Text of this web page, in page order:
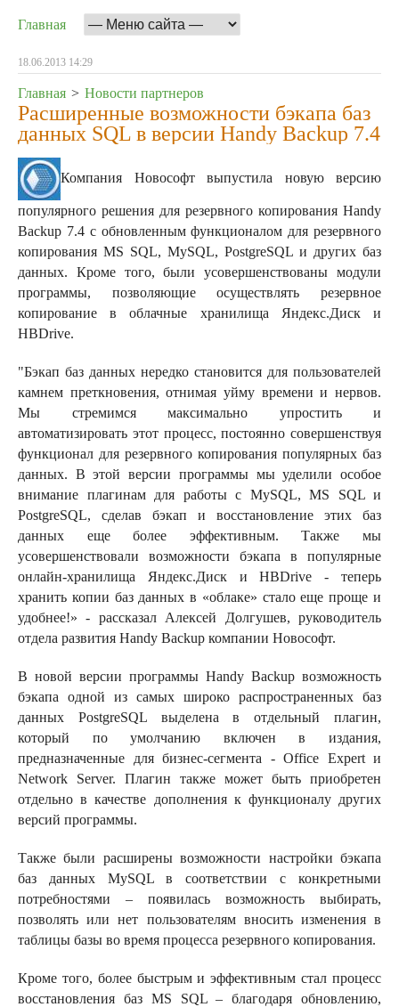
Главная
18.06.2013 14:29
Главная > Новости партнеров
Расширенные возможности бэкапа баз
данных SQL в версии Handy Backup 7.4
Компания Новософт выпуcтила новую версию
популярного решения для резервного копирования Handy
Backup 7.4 с обновленным функционалом для резервного
копирования MS SQL, MySQL, PostgreSQL и других баз
данных. Кроме того, были усовершенствованы модули
программы, позволяющие осуществлять резервное
копирование в облачные хранилища Яндекс.Диск и
HBDrive.
"Бэкап баз данных нередко становится для пользователей
камнем преткновения, отнимая уйму времени и нервов.
Мы стремимся максимально упростить и
автоматизировать этот процесс, постоянно совершенствуя
функционал для резервного копирования популярных баз
данных. В этой версии программы мы уделили особое
внимание плагинам для работы с MySQL, MS SQL и
PostgreSQL, сделав бэкап и восстановление этих баз
данных еще более эффективным. Также мы
усовершенствовали возможности бэкапа в популярные
онлайн-хранилища Яндекс.Диск и HBDrive - теперь
хранить копии баз данных в «облаке» стало еще проще и
удобнее!» - рассказал Алексей Долгушев, руководитель
отдела развития Handy Backup компании Новософт.
В новой версии программы Handy Backup возможность
бэкапа одной из самых широко распространенных баз
данных PostgreSQL выделена в отдельный плагин,
который по умолчанию включен в издания,
предназначенные для бизнес-сегмента - Office Expert и
Network Server. Плагин также может быть приобретен
отдельно в качестве дополнения к функционалу других
версий программы.
Также были расширены возможности настройки бэкапа
баз данных MySQL в соответствии с конкретными
потребностями – появилась возможность выбирать,
позволять или нет пользователям вносить изменения в
таблицы базы во время процесса резервного копирования.
Кроме того, более быстрым и эффективным стал процесс
восстановления баз MS SQL – благодаря обновлению,